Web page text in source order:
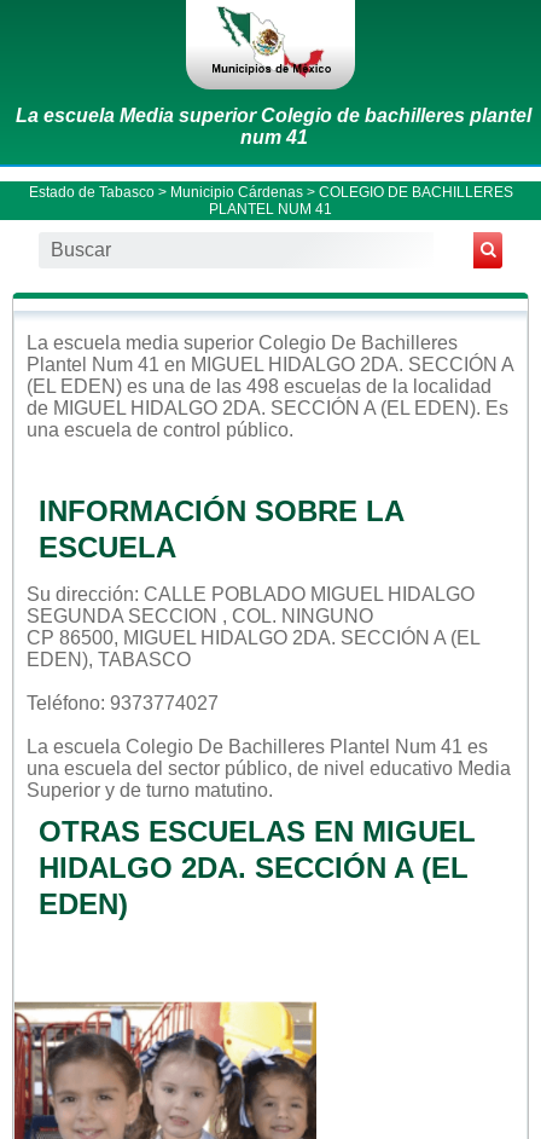
La escuela Media superior Colegio de bachilleres plantel
num 41
Estado de Tabasco> Municipio Cárdenas> COLEGIO DE BACHILLERES
PLANTEL NUM 41
La escuela media superior Colegio De Bachilleres
Plantel Num 41 en MIGUEL HIDALGO 2DA. SECCIÓN A
(EL EDEN) es una de las 498 escuelas de la localidad
de MIGUEL HIDALGO 2DA. SECCIÓN A (EL EDEN). Es
una escuela de control público.
INFORMACIÓN SOBRE LA
ESCUELA
Su dirección: CALLE POBLADO MIGUEL HIDALGO
SEGUNDA SECCION , COL. NINGUNO
CP 86500, MIGUEL HIDALGO 2DA. SECCIÓN A (EL
EDEN), TABASCO
Teléfono: 9373774027
La escuela Colegio De Bachilleres Plantel Num 41 es
una escuela del sector público, de nivel educativo Media
Superior y de turno matutino.
OTRAS ESCUELAS EN MIGUEL
HIDALGO 2DA. SECCIÓN A (EL
EDEN)